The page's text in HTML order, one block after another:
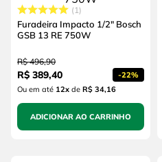
1
Furadeira Impacto 1/2" Bosch
GSB 13 RE 750W
R$ 496,90
R$ 389,40 -22%
Ou em até 12xde R$ 34,16
ADICIONAR AO CARRINHO